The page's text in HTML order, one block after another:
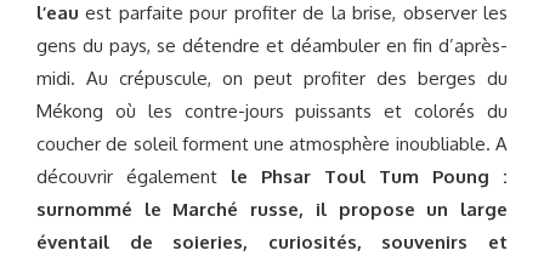
l’eau est parfaite pour profiter de la brise, observer les
gens du pays, se détendre et déambuler en fin d’après-
midi. Au crépuscule, on peut profiter des berges du
Mékong où les contre-jours puissants et colorés du
coucher de soleil forment une atmosphère inoubliable. A
découvrir également le Phsar Toul Tum Poung :
surnommé le Marché russe, il propose un large
éventail de soieries, curiosités, souvenirs et